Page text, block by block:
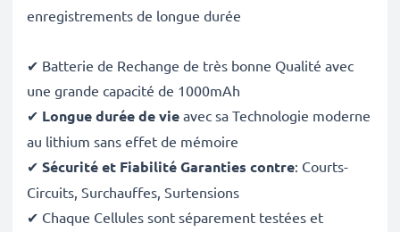
enregistrements de longue durée
✔ Batterie de Rechange de très bonne Qualité avec
une grande capacité de 1000mAh
✔ Longue durée de vie avec sa Technologie moderne
au lithium sans effet de mémoire
✔ Sécurité et Fiabilité Garanties contre: Courts-
Circuits, Surchauffes, Surtensions
✔ Chaque Cellules sont séparement testées et